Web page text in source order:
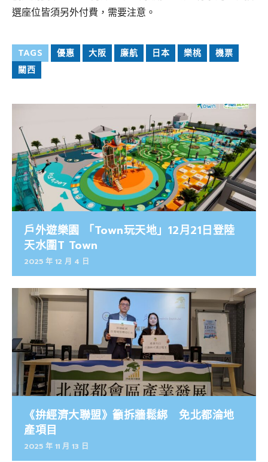
選座位皆須另外付費，需要注意。
TAGS 優惠 大阪 廉航 日本 樂桃
機票
關西
戶外遊樂園 「Town玩天地」12月21日登陸
天水圍T Town
2025 年 12 月 4 日
《拚經濟大聯盟》籲拆牆鬆綁 免北都淪地
產項目
2025 年 11 月 13 日